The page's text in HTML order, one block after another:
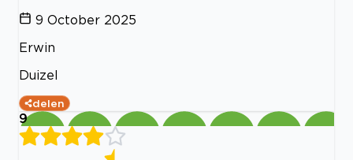
9 October 2025
Erwin
Duizel
delen
9